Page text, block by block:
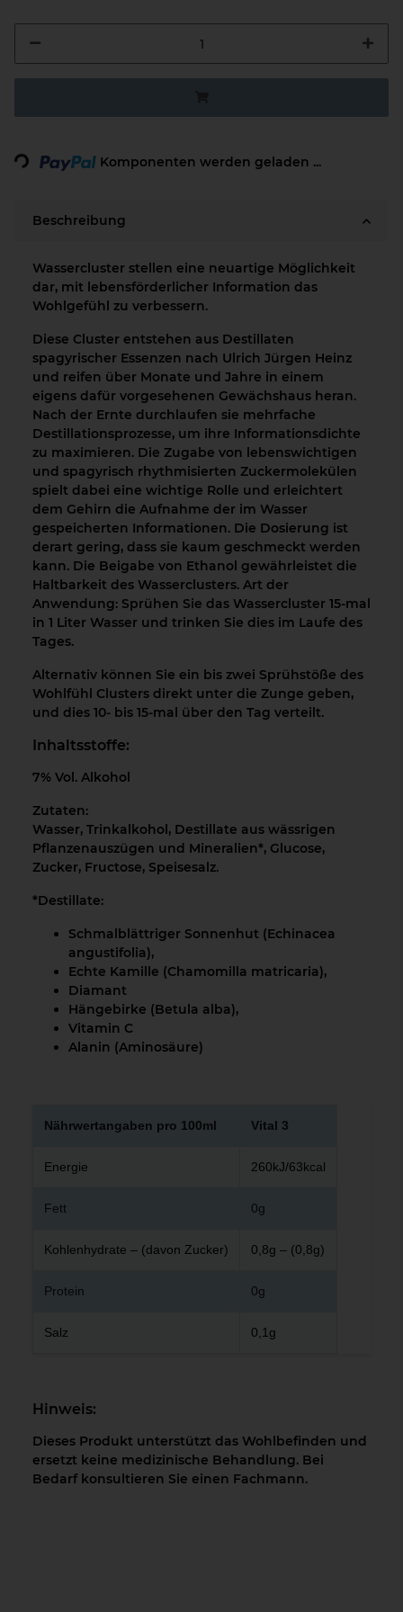
Loading... Komponenten werden geladen ...
Beschreibung
Wassercluster stellen eine neuartige Möglichkeit
dar, mit lebensförderlicher Information das
Wohlgefühl zu verbessern.
Diese Cluster entstehen aus Destillaten
spagyrischer Essenzen nach Ulrich Jürgen Heinz
und reifen über Monate und Jahre in einem
eigens dafür vorgesehenen Gewächshaus heran.
Nach der Ernte durchlaufen sie mehrfache
Destillationsprozesse, um ihre Informationsdichte
zu maximieren. Die Zugabe von lebenswichtigen
und spagyrisch rhythmisierten Zuckermolekülen
spielt dabei eine wichtige Rolle und erleichtert
dem Gehirn die Aufnahme der im Wasser
gespeicherten Informationen. Die Dosierung ist
derart gering, dass sie kaum geschmeckt werden
kann. Die Beigabe von Ethanol gewährleistet die
Haltbarkeit des Wasserclusters. Art der
Anwendung: Sprühen Sie das Wassercluster 15-mal
in 1 Liter Wasser und trinken Sie dies im Laufe des
Tages.
Alternativ können Sie ein bis zwei Sprühstöße des
Wohlfühl Clusters direkt unter die Zunge geben,
und dies 10- bis 15-mal über den Tag verteilt.
Inhaltsstoffe:
7% Vol. Alkohol
Zutaten:
Wasser, Trinkalkohol, Destillate aus wässrigen
Pflanzenauszügen und Mineralien*, Glucose,
Zucker, Fructose, Speisesalz.
*Destillate:
Schmalblättriger Sonnenhut (Echinacea
angustifolia),
Echte Kamille (Chamomilla matricaria),
Diamant
Hängebirke (Betula alba),
Vitamin C
Alanin (Aminosäure)
Nährwertangaben pro 100ml Vital 3
Energie 260kJ/63kcal
Fett 0g
Kohlenhydrate – (davon Zucker) 0,8g – (0,8g)
Protein 0g
Salz 0,1g
Hinweis:
Dieses Produkt unterstützt das Wohlbefinden und
ersetzt keine medizinische Behandlung. Bei
Bedarf konsultieren Sie einen Fachmann.